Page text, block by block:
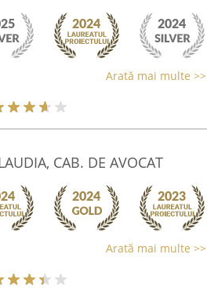
Arată mai multe >>
CAB. DE AVOCAT
Arată mai multe >>